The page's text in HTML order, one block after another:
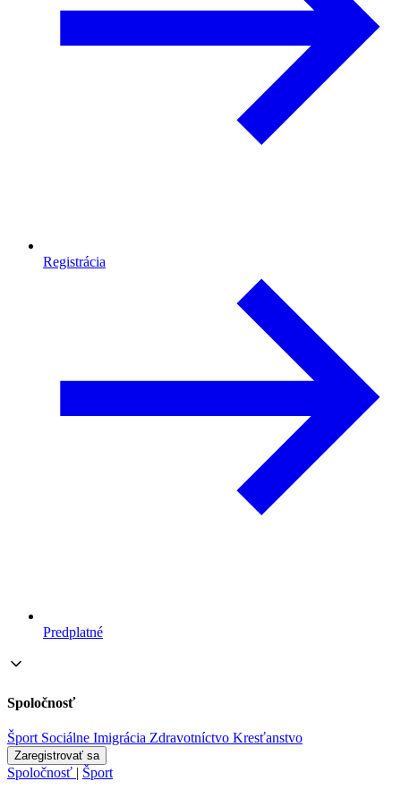
Registrácia
Predplatné
Spoločnosť
Šport Sociálne Imigrácia Zdravotníctvo Kresťanstvo
Zaregistrovať sa
Spoločnosť | Šport